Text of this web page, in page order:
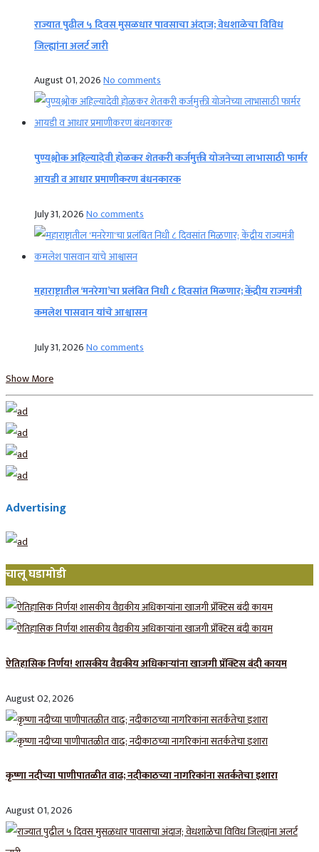
राज्यात पुढील ५ दिवस मुसळधार पावसाचा अंदाज; वेधशाळेचा विविध
जिल्ह्यांना अलर्ट जारी
August 01, 2026No comments
पुण्यश्लोक अहिल्यादेवी होळकर शेतकरी कर्जमुक्ती योजनेच्या लाभासाठी फार्मर
आयडी व आधार प्रमाणीकरण बंधनकारक
July 31, 2026No comments
महाराष्ट्रातील ‘मनरेगा’चा प्रलंबित निधी ८ दिवसांत मिळणार; केंद्रीय राज्यमंत्री
कमलेश पासवान यांचे आश्वासन
July 31, 2026No comments
Show More
Advertising
चालू घडामोडी
ऐतिहासिक निर्णय! शासकीय वैद्यकीय अधिकाऱ्यांना खाजगी प्रॅक्टिस बंदी कायम
August 02, 2026
कृष्णा नदीच्या पाणीपातळीत वाढ; नदीकाठच्या नागरिकांना सतर्कतेचा इशारा
August 01, 2026